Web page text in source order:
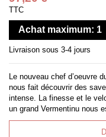
TTC
Achat maximum: 1
Livraison sous 3-4 jours
Le nouveau chef d’oeuvre
nous fait découvrir des
intense. La finesse et le
un grand Vermentinu nous